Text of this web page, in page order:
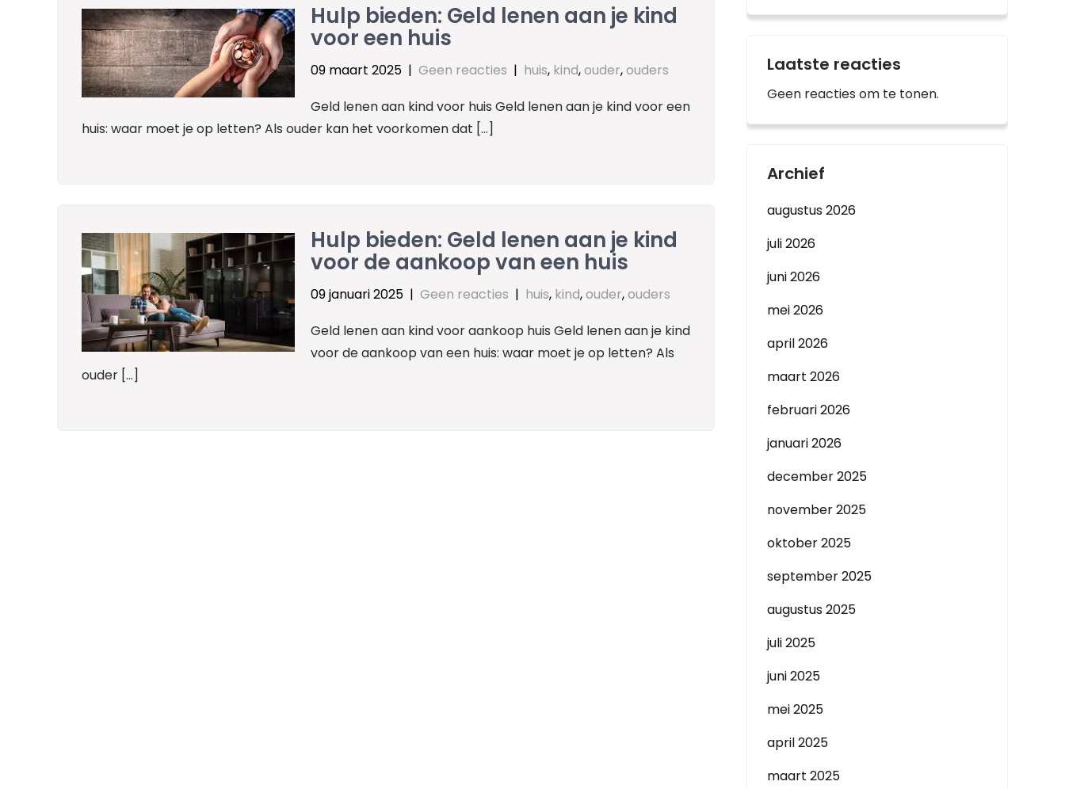
Hulp bieden: Geld lenen aan je kind
voor een huis
09 maart 2025 | Geen reacties | huis, kind,ouder,ouders
Geld lenen aan kind voor huis Geld lenen aan je kind voor een
huis: waar moet je op letten? Als ouder kan het voorkomen dat […]
Hulp bieden: Geld lenen aan je kind
voor de aankoop van een huis
09 januari 2025 | Geen reacties | huis, kind,ouder,ouders
Geld lenen aan kind voor aankoop huis Geld lenen aan je kind
voor de aankoop van een huis: waar moet je op letten? Als
ouder […]
Laatste reacties
Geen reacties om te tonen.
Archief
augustus 2026
juli 2026
juni 2026
mei 2026
april 2026
maart 2026
februari 2026
januari 2026
december 2025
november 2025
oktober 2025
september 2025
augustus 2025
juli 2025
juni 2025
mei 2025
april 2025
maart 2025